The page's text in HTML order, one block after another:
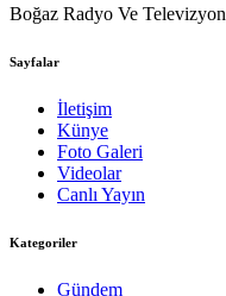
Boğaz Radyo Ve Televizyon
Sayfalar
İletişim
Künye
Foto Galeri
Videolar
Canlı Yayın
Kategoriler
Gündem